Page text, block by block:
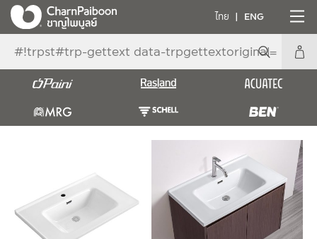
ไทย ENG